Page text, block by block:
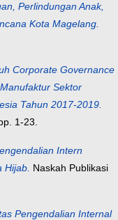
Perlindungan Anak,
Kota Magelang.
Corporate Governance
Sektor
Tahun 2017-2019.
1-23.
Intern
Hijab. Naskah Publikasi
Pengendalian Internal